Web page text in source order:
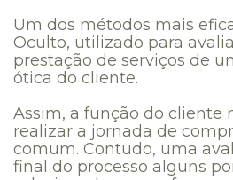
Um dos métodos mais
Oculto, utilizado para
prestação de serviços de
ótica do cliente.
Assim, a função do cliente
realizar a jornada de
comum. Contudo, uma
final do processo alguns